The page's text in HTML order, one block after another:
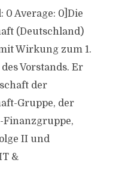
0 Average: 0]Die
(Deutschland)
Wirkung zum 1.
Vorstands. Er
der
Gruppe, der
Finanzgruppe,
II und
&